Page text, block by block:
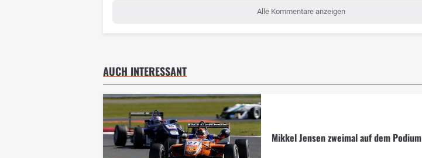
Alle Kommentare anzeigen
AUCH INTERESSANT
Mikkel Jensen zweimal auf dem Podium